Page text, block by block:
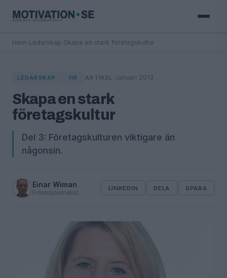
Hem Ledarskap Skapa en stark företagskultur
LEDARSKAP HR ARTIKEL Januari 2013
Skapa en stark
företagskultur
Del 3: Företagskulturen viktigare än
någonsin.
Einar Wiman
Frilansjournalist
LINKEDIN DELA SPARA